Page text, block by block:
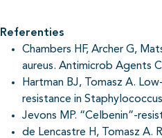
Referenties
Chambers HF, Archer G,
aureus. Antimicrob Agents
Hartman BJ, Tomasz A.
resistance in
Jevons MP. “Celbenin”-
de Lencastre H, Tomasz A.